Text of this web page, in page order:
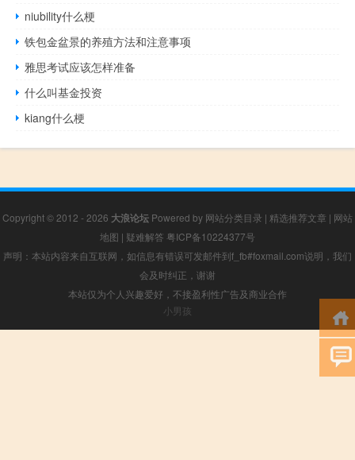
niubility什么梗
铁包金盆景的养殖方法和注意事项
雅思考试应该怎样准备
什么叫基金投资
kiang什么梗
Copyright © 2012 - 2026 大浪论坛 Powered by 网站分类目录 | 精选推荐文章 | 网站
地图 | 疑难解答 粤ICP备10224377号
声明：本站内容来自互联网，如信息有错误可发邮件到f_fb#foxmail.com说明，我们
会及时纠正，谢谢
本站仅为个人兴趣爱好，不接盈利性广告及商业合作
小男孩